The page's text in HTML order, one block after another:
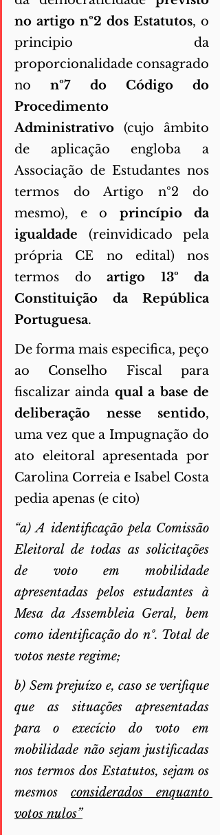
no artigo nº2 dos Estatutos, o
principio da
proporcionalidade consagrado
no nº7 do Código do
Procedimento
Administrativo (cujo âmbito
de aplicação engloba a
Associação de Estudantes nos
termos do Artigo nº2 do
mesmo), e o princípio da
igualdade (reinvidicado pela
própria CE no edital) nos
termos do artigo 13º da
Constituição da República
Portuguesa.
De forma mais especifica, peço
ao Conselho Fiscal para
fiscalizar ainda qual a base de
deliberação nesse sentido,
uma vez que a Impugnação do
ato eleitoral apresentada por
Carolina Correia e Isabel Costa
pedia apenas (e cito)
“a) A identificação pela Comissão
Eleitoral de todas as solicitações
de voto em mobilidade
apresentadas pelos estudantes à
Mesa da Assembleia Geral, bem
como identificação do nº. Total de
votos neste regime;
b) Sem prejuízo e, caso se verifique
que as situações apresentadas
para o execício do voto em
mobilidade não sejam justificadas
nos termos dos Estatutos, sejam os
mesmos considerados enquanto
votos nulos”